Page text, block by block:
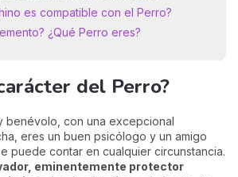
es compatible con el Perro?
¿Qué Perro eres?
del Perro?
benévolo, con una excepcional
eres un buen psicólogo y un amigo
puede contar en cualquier circunstancia.
eminentemente protector